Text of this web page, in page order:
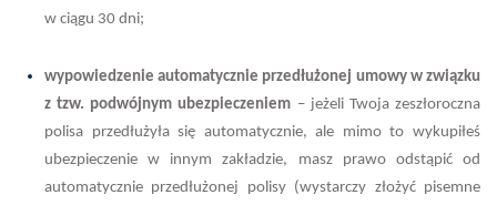
w ciągu 30 dni;
wypowiedzenie automatycznie przedłużonej umowy w związku
z tzw. podwójnym ubezpieczeniem – jeżeli Twoja zeszłoroczna
polisa przedłużyła się automatycznie, ale mimo to wykupiłeś
ubezpieczenie w innym zakładzie, masz prawo odstąpić od
automatycznie przedłużonej polisy (wystarczy złożyć pisemne